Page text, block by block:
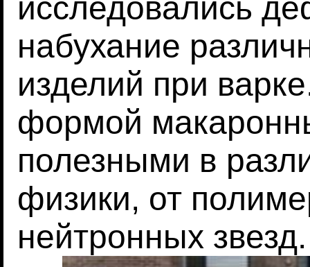
исследовались
набухание
изделий при
формой
полезными в
физики, от
нейтронных звезд.